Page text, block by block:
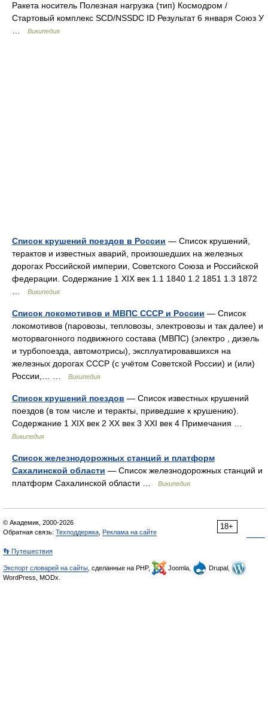
Ракета носитель Полезная нагрузка (тип) Космодром /
Стартовый комплекс SCD/NSSDC ID Результат 6 января Союз У
Википедия
Список крушений поездов в России — Список крушений,
терактов и известных аварий, произошедших на железных
дорогах Российской империи, Советского Союза и Российской
федерации. Содержание 1 XIX век 1.1 1840 1.2 1851 1.3 1872
Википедия
Список локомотивов и МВПС СССР и России — Список
локомотивов (паровозы, тепловозы, электровозы и так далее) и
моторвагонного подвижного состава (МВПС) (электро , дизель
и турбопоезда, автомотрисы), эксплуатировавшихся на
железных дорогах СССР (с учётом Советской России) и (или)
России,… …
Википедия
Список крушений поездов — Список известных крушений
поездов (в том числе и теракты, приведшие к крушению).
Содержание 1 XIX век 2 XX век 3 XXI век 4 Примечания …
Википедия
Список железнодорожных станций и платформ
Сахалинской области — Список железнодорожных станций и
платформ Сахалинской области …
Википедия
18+
© Академик, 2000-2026
Обратная связь: Техподдержка Реклама на сайте
👣 Путешествия
Экспорт словарей на сайты , сделанные на PHP, Joomla,
Drupal,
WordPress, MODx.